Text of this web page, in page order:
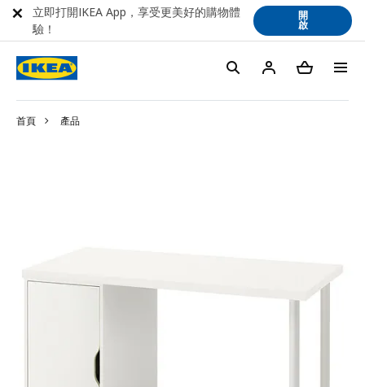
首頁 產品
立即打開IKEA App，享受更美好的購物體
驗！
開
啟